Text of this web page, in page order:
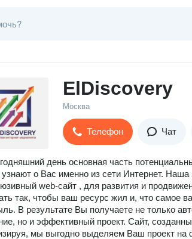
ElDiscovery
Москва
Телефон Чат
день основная часть
узнают о Вас именно из сети Интернет. Наша
web-сайт , для развития и
так, чтобы ваш ресурс жил и, что самое
В результате Вы получаете не только
но и эффективный проект. Сайт,
мы выгодно выделяем Ваш проект на